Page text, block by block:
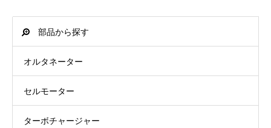
部品から探す
オルタネーター
セルモーター
ターボチャージャー